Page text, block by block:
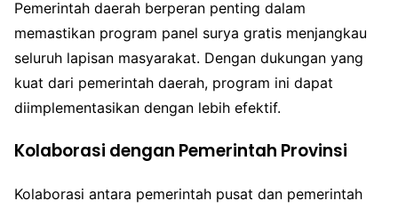
Pemerintah daerah berperan penting dalam
memastikan program panel surya gratis menjangkau
seluruh lapisan masyarakat. Dengan dukungan yang
kuat dari pemerintah daerah, program ini dapat
diimplementasikan dengan lebih efektif.
Kolaborasi dengan Pemerintah Provinsi
Kolaborasi antara pemerintah pusat dan pemerintah